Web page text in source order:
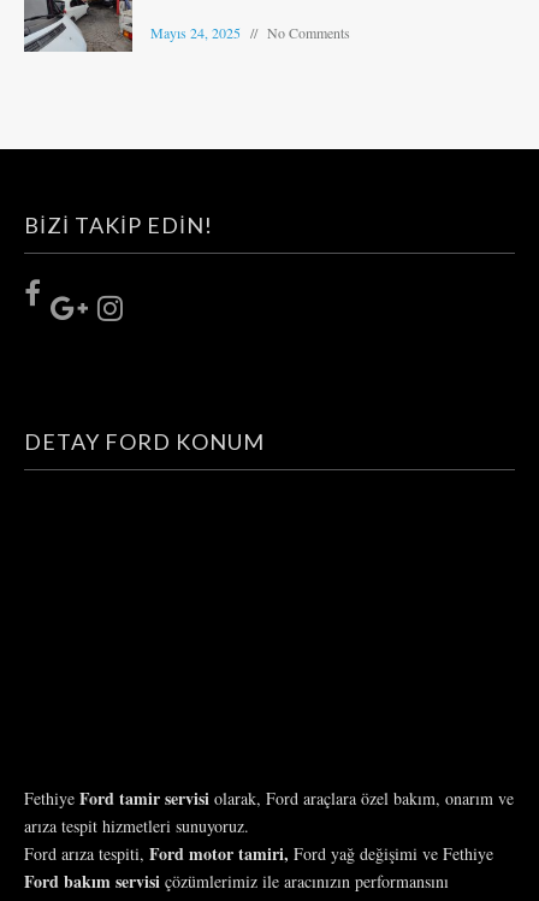
Mayıs 24, 2025 No Comments
BIZI TAKIP EDIN!
DETAY FORD KONUM
Fethiye Ford tamir servisi olarak, Ford araçlara özel bakım, onarım ve
arıza tespit hizmetleri sunuyoruz.
Ford arıza tespiti, Ford motor tamiri, Ford yağ değişimi ve Fethiye
Ford bakım servisi çözümlerimiz ile aracınızın performansını